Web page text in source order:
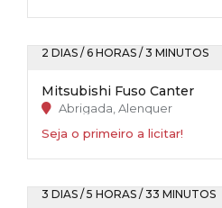
2 DIAS / 6 HORAS / 3 MINUTOS
Mitsubishi Fuso Canter
Abrigada, Alenquer
Seja o primeiro a licitar!
3 DIAS / 5 HORAS / 33 MINUTOS